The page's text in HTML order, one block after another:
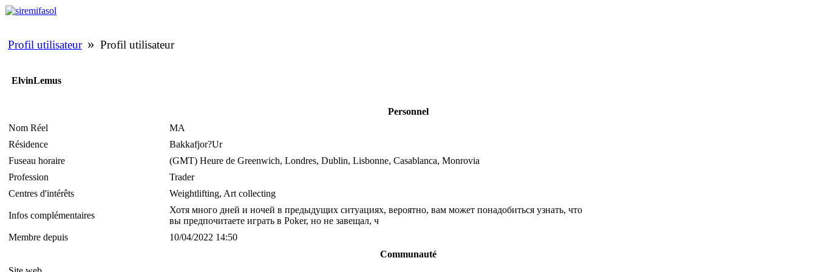
Profil utilisateur » Profil utilisateur
ElvinLemus
Personnel
Nom Réel
MA
Résidence
Bakkafjor?Ur
Fuseau horaire
(GMT) Heure de Greenwich, Londres, Dublin, Lisbonne, Casablanca, Monrovia
Profession
Trader
Centres d'intérêts
Weightlifting, Art collecting
Infos complémentaires
Хотя много дней и ночей в предыдущих ситуациях, вероятно, вам может понадобиться узнать, что
вы предпочитаете играть в Poker, но не завещал, ч
Membre depuis
10/04/2022 14:50
Communauté